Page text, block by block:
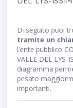
Di seguito puoi
tramite un
l'ente pubblico
VALLE DEL
diagramma
pesato
importanti.